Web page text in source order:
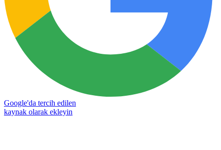
Google'da tercih edilen
kaynak olarak ekleyin